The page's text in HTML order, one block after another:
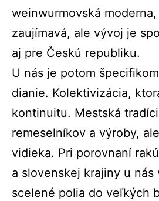
weinwurmovská
zaujímavá, ale vývoj je
aj pre Českú republiku.
U nás je potom
dianie. Kolektivizácia,
kontinuitu. Mestská
remeselníkov a výroby,
vidieka. Pri porovnaní
a slovenskej krajiny u nás
scelené polia do veľkých